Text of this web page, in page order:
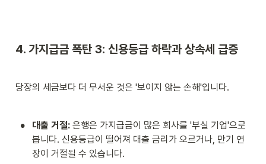
4. 가지급금 폭탄 3: 신용등급 하락과 상속세 급증
당장의 세금보다 더 무서운 것은 '보이지 않는 손해'입니다.
• 대출 거절: 은행은 가지급금이 많은 회사를 '부실 기업'으로
봅니다. 신용등급이 떨어져 대출 금리가 오르거나, 만기 연
장이 거절될 수 있습니다.